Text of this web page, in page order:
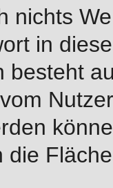
nichts
in
besteht
die